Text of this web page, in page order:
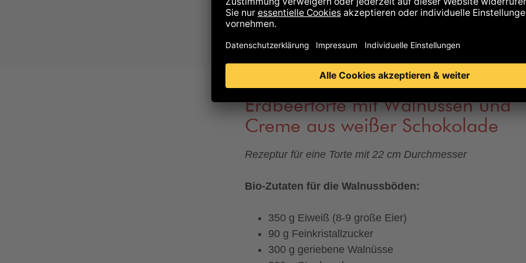
Edelweiß-Tafel herangetastet. Das Ergebnis? Kann sich
Erdbeertorte mit Walnüssen und
Creme aus weißer Schokolade
Rezeptur für eine Torte mit 22 cm Durchmesser
Bio-Zutaten für die Walnussböden:
350 g Eiweiß (8-9 große Eier)
90 g Feinkristallzucker
300 g geriebene Walnüsse